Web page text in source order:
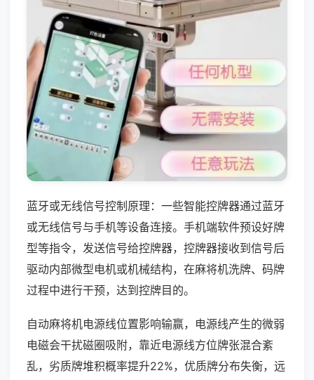
蓝牙或无线信号控制原理：一些智能控牌器通过蓝牙
或无线信号与手机等设备连接。手机端软件预设好牌
型等指令，发送信号给控牌器，控牌器接收到信号后
驱动内部微型电机或机械结构，在麻将机洗牌、码牌
过程中进行干预，达到控牌目的。
自动麻将机电源线位置影响输赢，电源线产生的微弱
电磁会干扰磁圈吸附，靠近电源线方位牌张混合紊
乱，劣质牌堆积概率提升22%，优质牌分布失衡，远